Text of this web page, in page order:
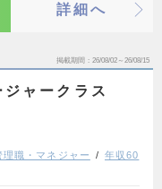
詳細へ
掲載期間 26/08/02～26/08/15
ャークラス
理職・マネジャー
年収60